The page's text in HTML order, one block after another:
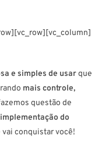
e simples de usarque
mais controle,
questão de
do
vai conquistar você!